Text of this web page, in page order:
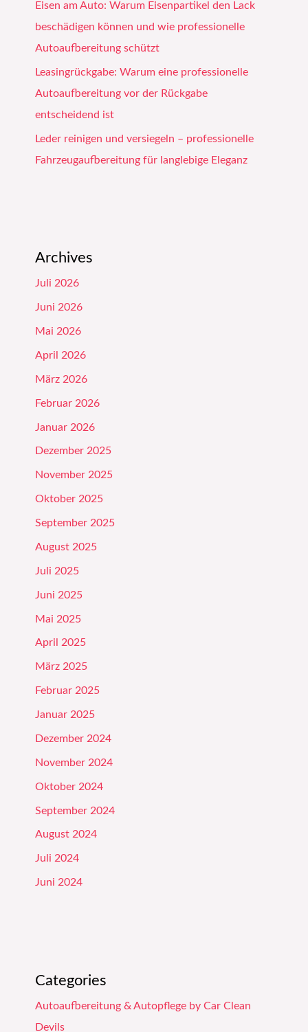
Eisen am Auto: Warum Eisenpartikel den Lack
beschädigen können und wie professionelle
Autoaufbereitung schützt
Leasingrückgabe: Warum eine professionelle
Autoaufbereitung vor der Rückgabe
entscheidend ist
Leder reinigen und versiegeln – professionelle
Fahrzeugaufbereitung für langlebige Eleganz
Archives
Juli 2026
Juni 2026
Mai 2026
April 2026
März 2026
Februar 2026
Januar 2026
Dezember 2025
November 2025
Oktober 2025
September 2025
August 2025
Juli 2025
Juni 2025
Mai 2025
April 2025
März 2025
Februar 2025
Januar 2025
Dezember 2024
November 2024
Oktober 2024
September 2024
August 2024
Juli 2024
Juni 2024
Categories
Autoaufbereitung & Autopflege by Car Clean
Devils